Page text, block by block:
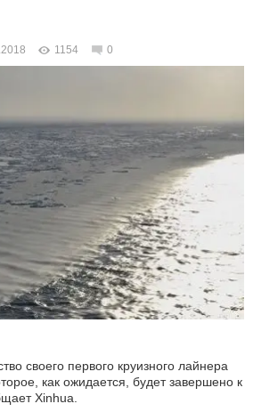
ПОЛИТИКА
В МИРЕ
ОБЩЕСТВО
КУЛЬТУРА
НАУКА
СПОРТ
АВТО И МОТО
1154 0
своего первого круизного лайнера
как ожидается, будет завершено к
Xinhua.